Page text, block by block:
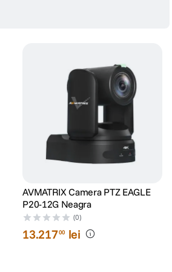
in retele NDI profesionale.
AVMATRIX Camera PTZ EAGLE
P20-12G Neagra
(0)
13.21700 lei